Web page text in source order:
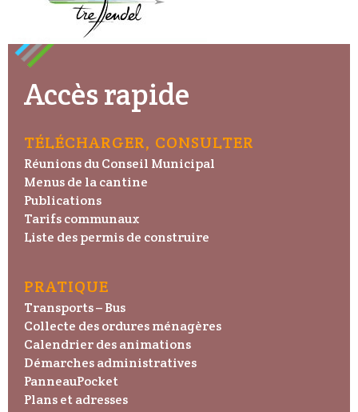
Accès rapide
TÉLÉCHARGER, CONSULTER
Réunions du Conseil Municipal
Menus de la cantine
Publications
Tarifs communaux
Liste des permis de construire
PRATIQUE
Transports – Bus
Collecte des ordures ménagères
Calendrier des animations
Démarches administratives
PanneauPocket
Plans et adresses